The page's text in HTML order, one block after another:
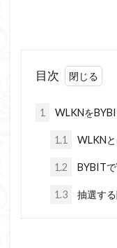
目次
1 WLKNを
1.1 WLKNと
1.2 BYBIT
1.3 抽選す